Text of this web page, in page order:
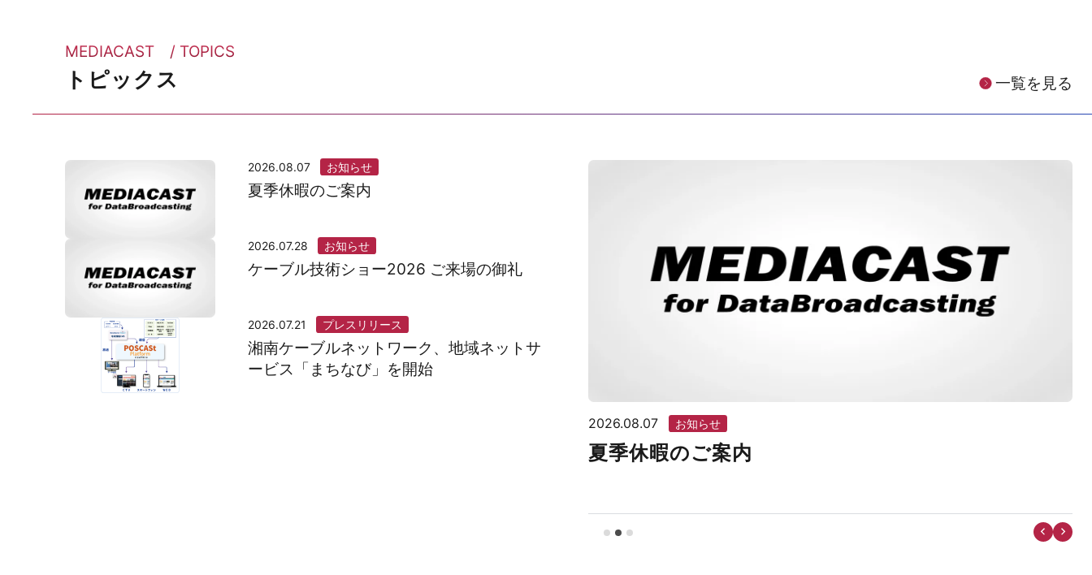
MEDIACAST / TOPICS
トピックス 一覧を見る
2026.08.07 お知らせ
夏季休暇のご案内
2026.07.28 お知らせ
ケーブル技術ショー2026 ご来場の御礼
2026.07.21 プレスリリース
湘南ケーブルネットワーク、地域ネットサ
ービス「まちなび」を開始
2026.07.28 お知らせ
ケーブル技術ショー2026 ご来場の御礼